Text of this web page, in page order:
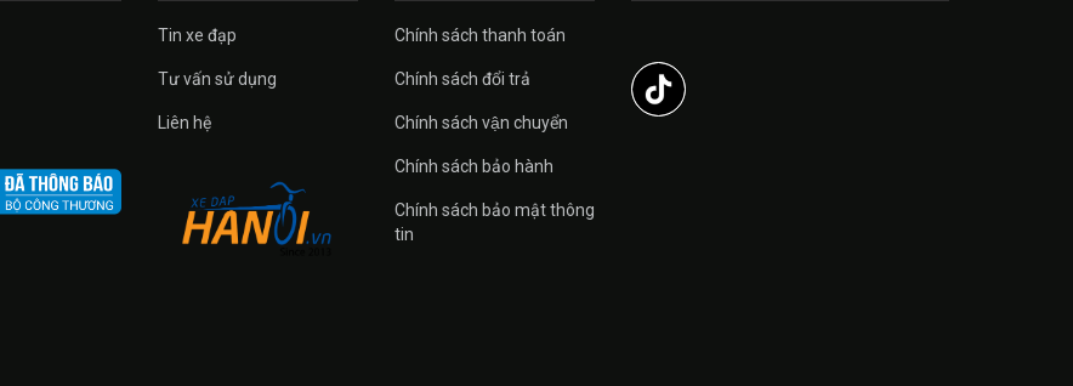
Tin xe đạp
Tư vấn sử dụng
Liên hệ
Chính sách thanh toán
Chính sách đổi trả
Chính sách vận chuyển
Chính sách bảo hành
Chính sách bảo mật thông
tin